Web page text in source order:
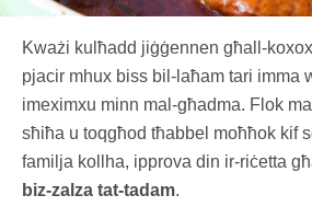
Kważi kulħadd jiġġennen għall-
pjacir mhux biss bil-laħam tari imma
imeximxu minn mal-għadma. Flok
sħiħa u toqgħod tħabbel moħħok kif
familja kollha, ipprova din ir-riċetta
biz-zalza tat-tadam.